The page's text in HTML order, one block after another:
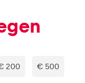
200 € 500